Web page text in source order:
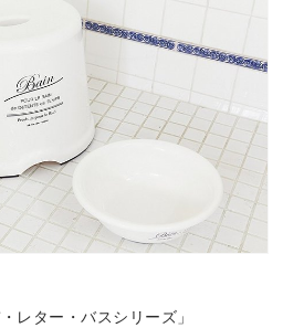
レター・バスシリーズ」